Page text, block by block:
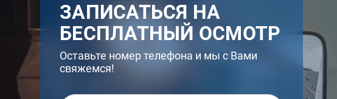
ЗАПИСАТЬСЯ НА
БЕСПЛАТНЫЙ ОСМОТР
Оставьте номер телефона и мы с Вами
свяжемся!